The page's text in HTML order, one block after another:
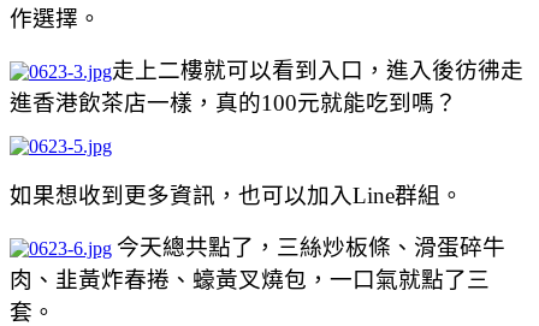
作選擇。
走上二樓就可以看到入口，進入後彷彿走
進香港飲茶店一樣，真的100元就能吃到嗎？
如果想收到更多資訊，也可以加入Line群組。
今天總共點了，三絲炒板條、滑蛋碎牛
肉、韭黃炸春捲、蠔黃叉燒包，一口氣就點了三
套。